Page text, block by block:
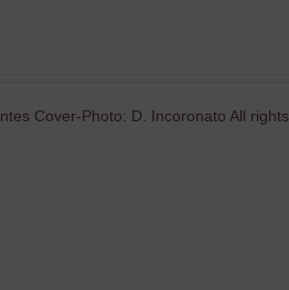
Cover-Photo: D. Incoronato All rights